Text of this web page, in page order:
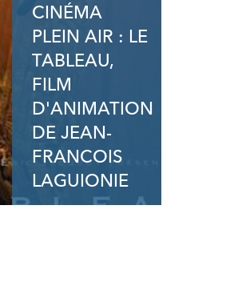
CINÉMA
PLEIN AIR : LE
TABLEAU,
FILM
D'ANIMATION
DE JEAN-
FRANCOIS
LAGUIONIE